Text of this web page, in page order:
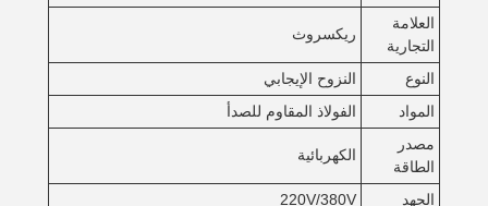
العلامة
التجارية
ريكسروث
النوع
النزوح الإيجابي
المواد
الفولاذ المقاوم للصدأ
مصدر
الطاقة
الكهربائية
الجهد
220V/380V